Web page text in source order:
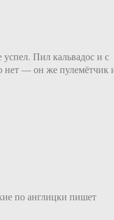
Пил кальвадос и с
нет — он же пулемётчик
по англицки пишет